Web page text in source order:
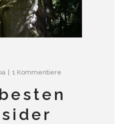
1 Kommentiere